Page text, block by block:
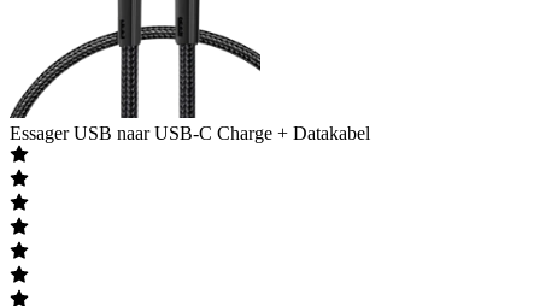
Essager USB naar USB-C Charge + Datakabel